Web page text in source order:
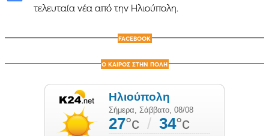
τελευταία νέα από την Ηλιούπολη.
FACEBOOK
Ο ΚΑΙΡΟΣ ΣΤΗΝ ΠΟΛΗ